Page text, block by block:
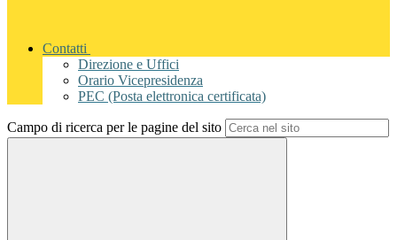
Contatti
Direzione e Uffici
Orario Vicepresidenza
PEC (Posta elettronica certificata)
Campo di ricerca per le pagine del sito